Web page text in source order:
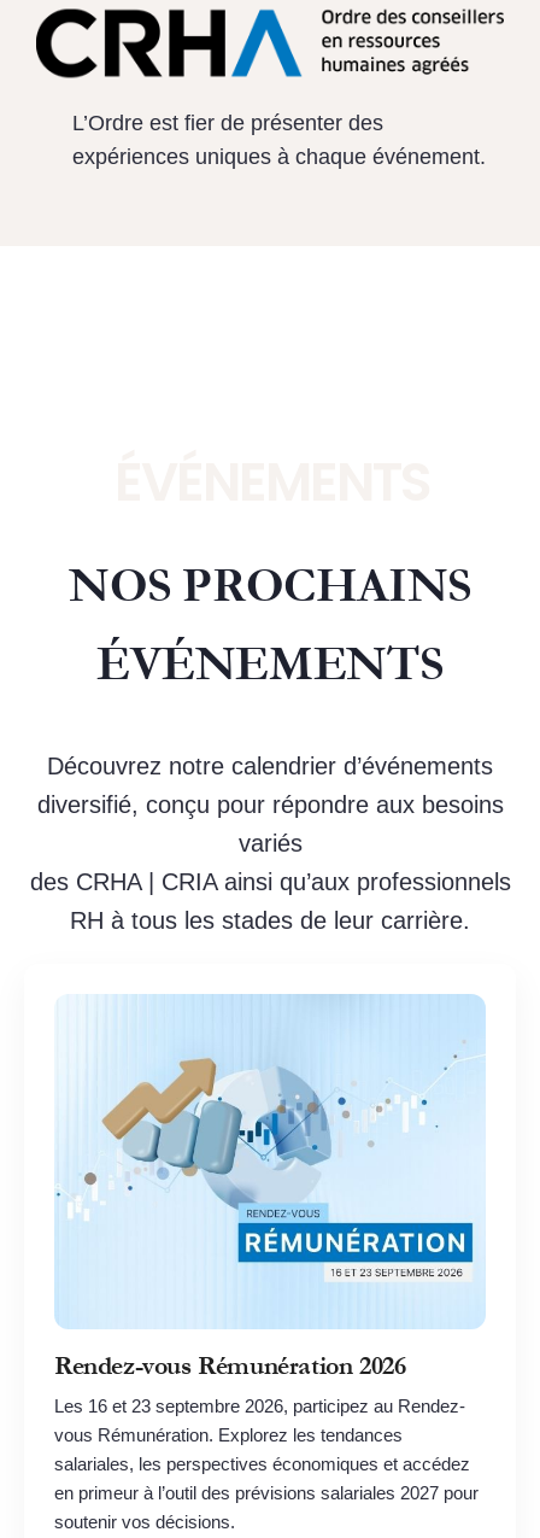
L’Ordre est fier de présenter des
expériences uniques à chaque événement.
NOS PROCHAINS
ÉVÉNEMENTS
Découvrez notre calendrier d’événements
diversifié, conçu pour répondre aux besoins
variés
des CRHA | CRIA ainsi qu’aux professionnels
RH à tous les stades de leur carrière.
Rendez-vous Rémunération 2026
Les 16 et 23 septembre 2026, participez au Rendez-
vous Rémunération. Explorez les tendances
salariales, les perspectives économiques et accédez
en primeur à l’outil des prévisions salariales 2027 pour
soutenir vos décisions.